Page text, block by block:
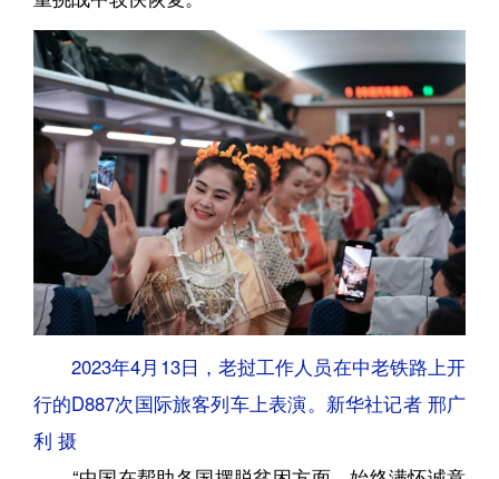
2023年4月13日，老挝工作人员在中老铁路上开
行的D887次国际旅客列车上表演。新华社记者 邢广
利 摄